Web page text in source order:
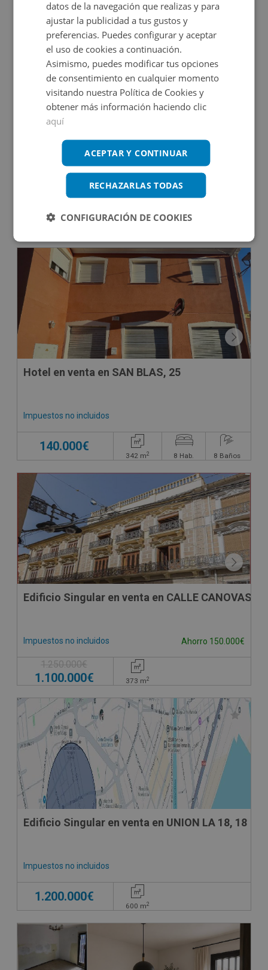
10.228m2 5Hab. 6Baños
DECO VIRTUAL
Edificio Singular en venta en CL ORIENTE, 9
Impuestos no incluidos
264.000€
CONDICIONES ESPECIALES
Hotel en venta en SAN BLAS, 25
Impuestos no incluidos
140.000€
342 m2 8 Hab. 8 Baños
Edificio Singular en venta en CALLE CANOVAS
Impuestos no incluidos Ahorro 150.000€
1.250.000€
1.100.000€ 373 m2
Edificio Singular en venta en UNION LA 18, 18
Impuestos no incluidos
1.200.000€
600 m2
datos de la navegación que realizas y para
ajustar la publicidad a tus gustos y
preferencias. Puedes configurar y aceptar
el uso de cookies a continuación.
Asimismo, puedes modificar tus opciones
de consentimiento en cualquier momento
visitando nuestra Política de Cookies y
obtener más información haciendo clic
aquí
ACEPTAR Y CONTINUAR
RECHAZARLAS TODAS
CONFIGURACIÓN DE COOKIES